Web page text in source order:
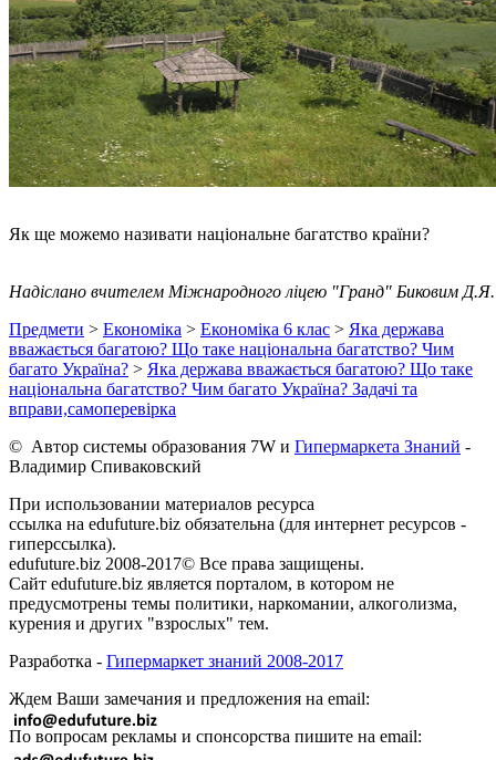
Як ще можемо називати національне багатство країни?
Надіслано вчителем Міжнародного ліцею "Гранд" Биковим Д.Я.
Предмети > Економіка > Економіка 6 клас > Яка держава
вважається багатою? Що таке національна багатство? Чим
багато Україна? > Яка держава вважається багатою? Що таке
національна багатство? Чим багато Україна? Задачі та
вправи,самоперевірка
© Автор системы образования 7W и Гипермаркета Знаний -
Владимир Спиваковский
При использовании материалов ресурса
ссылка на edufuture.biz обязательна (для интернет ресурсов -
гиперссылка).
edufuture.biz 2008-2017© Все права защищены.
Сайт edufuture.biz является порталом, в котором не
предусмотрены темы политики, наркомании, алкоголизма,
курения и других "взрослых" тем.
Разработка - Гипермаркет знаний 2008-2017
Ждем Ваши замечания и предложения на email:
По вопросам рекламы и спонсорства пишите на email: